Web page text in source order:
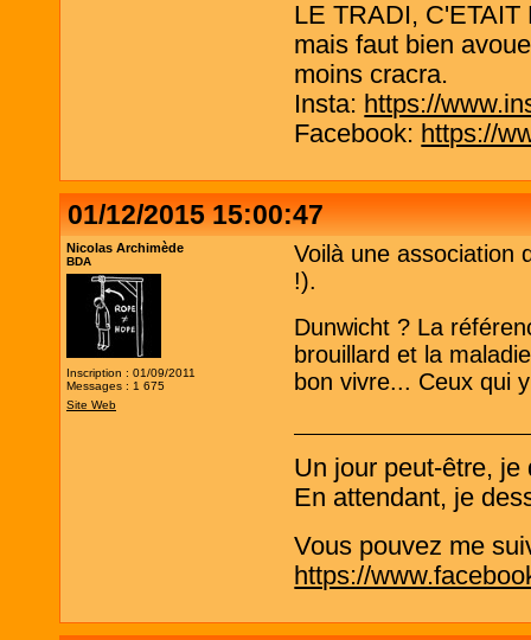
LE TRADI,
mais faut bien
moins cracra.
Insta: https://
Facebook: https://
01/12/2015 15:00:47
Nicolas Archimède
BDA
Inscription : 01/09/2011
Messages : 1 675
Site Web
Voilà une association
!).
Dunwicht ? La
brouillard et la
bon vivre... Ceux qui
Un jour peut-être,
En attendant, je
Vous pouvez me
https://